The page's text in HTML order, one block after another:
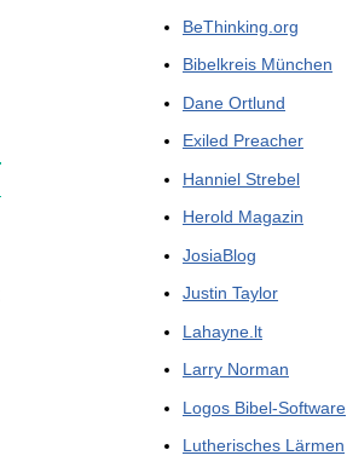
BeThinking.org
Bibelkreis München
Dane Ortlund
Exiled Preacher
Hanniel Strebel
Herold Magazin
JosiaBlog
Justin Taylor
Lahayne.lt
Larry Norman
Logos Bibel-Software
Lutherisches Lärmen